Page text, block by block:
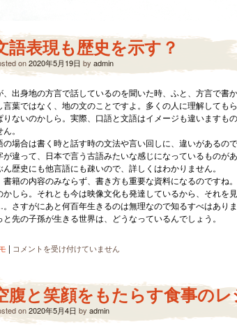
語表現も歴史を示す？
on2020年5月19日 by admin
出身地の方言で話しているのを聞いた時、ふと、方言で書
葉ではなく、地の文のことですよ。多くの人に理解しても
ないのかしら。実際、口語と文語はイメージも違いますも
。
の場合は書く時と話す時の文法や言い回しに、違いがあるの
違って、日本で言う古語みたいな感じになっているものが
歴史にも他言語にも疎いので、詳しくはわかりません。
籍の内容のみならず、書き方も重要な資料になるのですね
しら。それとも今は映像文化も発達しているから、それを
さすがにあと何百年生きるのは無理なので知るすべはあり
先の子孫が生きる世界は、どうなっているんでしょう。
| 文
現
も
歴
史
コメントを受け付けていません
腹と笑顔をもたらす食事の
on2020年5月4日 by admin